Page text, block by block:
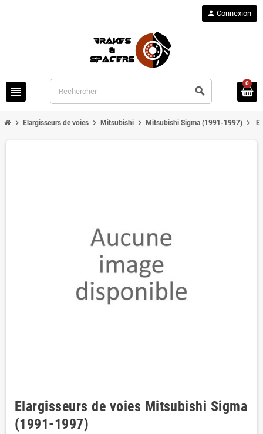
view_headline search
person Connexion
0
chevron_right Elargisseurs de voies chevron_right Mitsubishi chevron_right Mitsubishi Sigma (1991-1997) chevron_right
Elargisseurs de voies Mitsubishi Sigma
(1991-1997)